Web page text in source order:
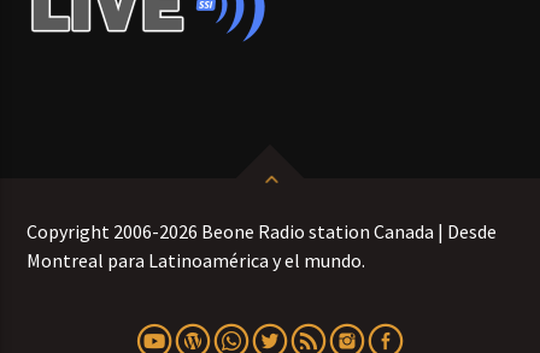
Copyright 2006-2026 Beone Radio station Canada | Desde
Montreal para Latinoamérica y el mundo.